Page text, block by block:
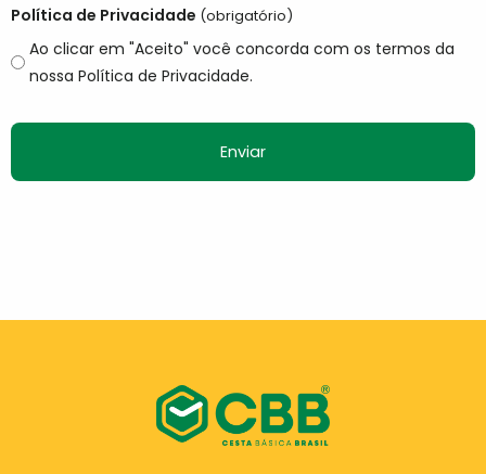
Política de Privacidade (obrigatório)
Ao clicar em "Aceito" você concorda com os termos da
nossa Política de Privacidade.